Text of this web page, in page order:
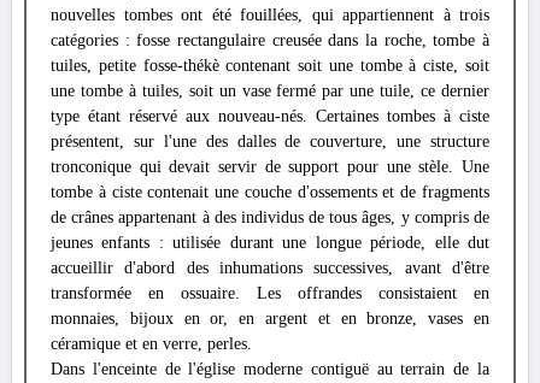
nouvelles tombes ont été fouillées, qui appartiennent à trois
catégories : fosse rectangulaire creusée dans la roche, tombe à
tuiles, petite fosse-thékè contenant soit une tombe à ciste, soit
une tombe à tuiles, soit un vase fermé par une tuile, ce dernier
type étant réservé aux nouveau-nés. Certaines tombes à ciste
présentent, sur l'une des dalles de couverture, une structure
tronconique qui devait servir de support pour une stèle. Une
tombe à ciste contenait une couche d'ossements et de fragments
de crânes appartenant à des individus de tous âges, y compris de
jeunes enfants : utilisée durant une longue période, elle dut
accueillir d'abord des inhumations successives, avant d'être
transformée en ossuaire. Les offrandes consistaient en
monnaies, bijoux en or, en argent et en bronze, vases en
céramique et en verre, perles.
Dans l'enceinte de l'église moderne contiguë au terrain de la